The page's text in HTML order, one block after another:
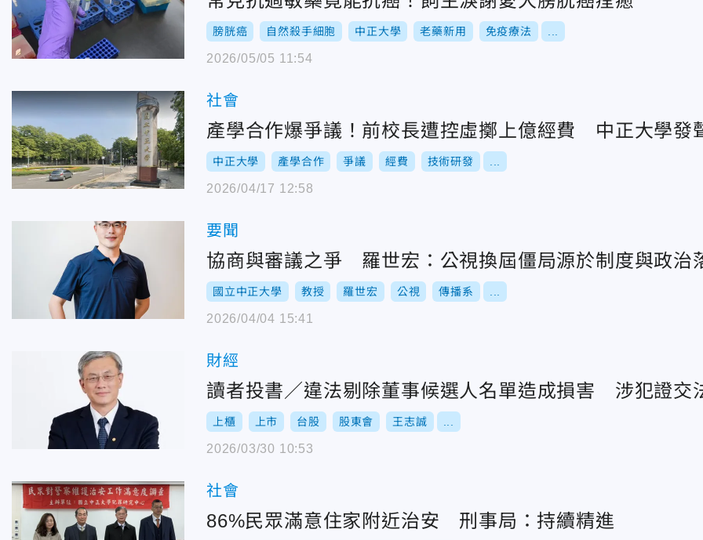
膀胱癌 自然殺手細胞 中正大學 老藥新用 免疫療法
2026/05/05 11:54
社會
產學合作爆爭議！前校長遭控虛擲上億經費 中正大學發
中正大學 產學合作 爭議 經費 技術研發
2026/04/17 12:58
要聞
協商與審議之爭 羅世宏：公視換屆僵局源於制度與政治
國立中正大學 教授 羅世宏 公視 傳播系
2026/04/04 15:41
財經
讀者投書／違法剔除董事候選人名單造成損害 涉犯證交
上櫃 上市 台股 股東會 王志誠
2026/03/30 10:53
社會
86%民眾滿意住家附近治安 刑事局：持續精進